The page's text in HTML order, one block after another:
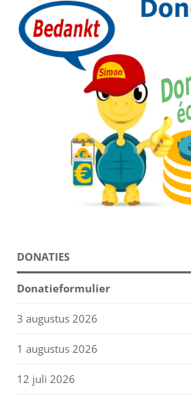
DONATIES
Donatieformulier
3 augustus 2026
1 augustus 2026
12 juli 2026